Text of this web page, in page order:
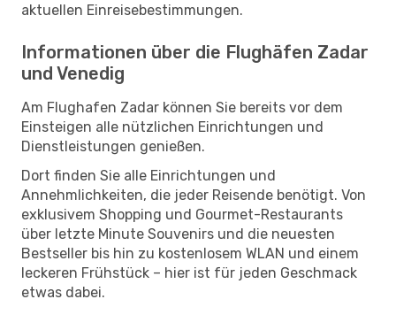
aktuellen Einreisebestimmungen.
Informationen über die Flughäfen Zadar
und Venedig
Am Flughafen Zadar können Sie bereits vor dem
Einsteigen alle nützlichen Einrichtungen und
Dienstleistungen genießen.
Dort finden Sie alle Einrichtungen und
Annehmlichkeiten, die jeder Reisende benötigt. Von
exklusivem Shopping und Gourmet-Restaurants
über letzte Minute Souvenirs und die neuesten
Bestseller bis hin zu kostenlosem WLAN und einem
leckeren Frühstück – hier ist für jeden Geschmack
etwas dabei.